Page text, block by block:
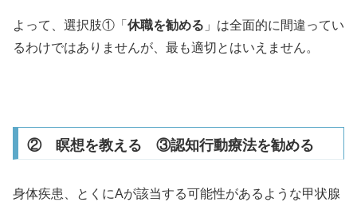
よって、選択肢①「 休職を勧める 」は全面的に間違ってい
るわけではありませんが、最も適切とはいえません。
② 瞑想を教える ③認知行動療法を勧める
身体疾患、とくにAが該当する可能性があるような甲状腺